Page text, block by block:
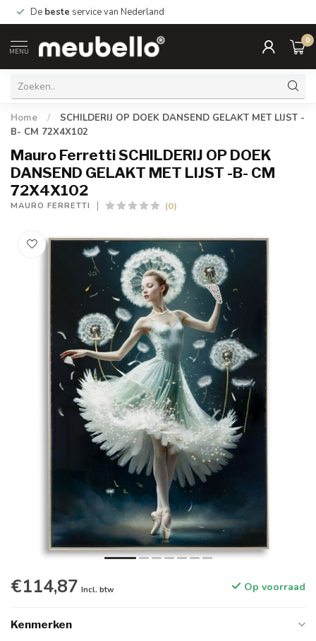
De beste service van Nederland
MENU
0
Home /
SCHILDERIJ OP DOEK DANSEND GELAKT MET LIJST -
B- CM 72X4X102
Mauro Ferretti SCHILDERIJ OP DOEK
DANSEND GELAKT MET LIJST -B- CM
72X4X102
MAURO FERRETTI (0)
€114,87 Incl. btw Op voorraad
Kenmerken